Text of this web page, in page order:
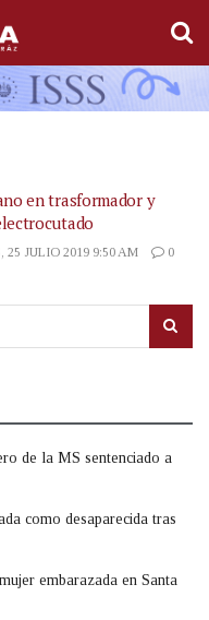
en trasformador y
25 JULIO 2019 9:50 AM 0
de la MS sentenciado a
como desaparecida tras
embarazada en Santa